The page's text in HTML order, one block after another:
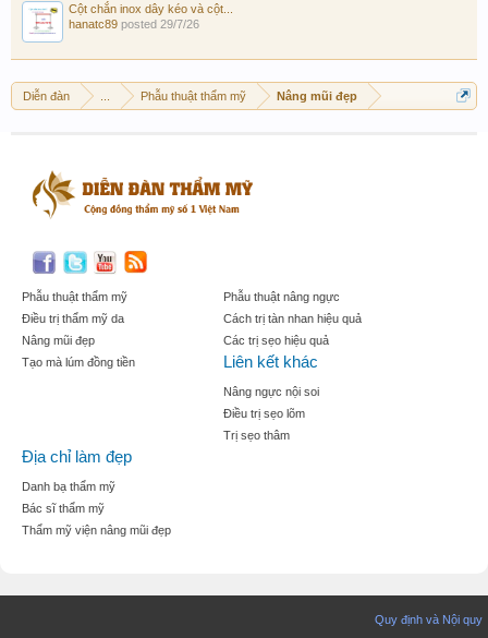
Cột chắn inox dây kéo và cột...
hanatc89 posted 29/7/26
Diễn đàn Phẫu thuật thẩm mỹ Nâng mũi đẹp
Phẫu thuật thẩm mỹ
Điều trị thẩm mỹ da
Nâng mũi đẹp
Tạo mà lúm đồng tiền
Phẫu thuật nâng ngực
Cách trị tàn nhan hiệu quả
Các trị sẹo hiệu quả
Liên kết khác
Nâng ngực nội soi
Điều trị sẹo lõm
Trị sẹo thâm
Địa chỉ làm đẹp
Danh bạ thẩm mỹ
Bác sĩ thẩm mỹ
Thẩm mỹ viện nâng mũi đẹp
Quy định và Nội quy